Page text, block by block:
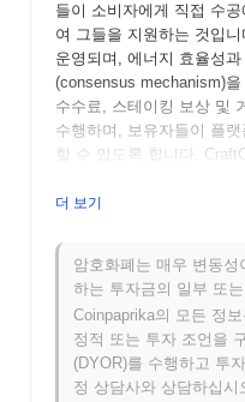
들이 소비자에게 직접 수
여 그들을 지원하는 것입
운영되며, 에너지 효율성
(consensus mechanism)
수수료, 스테이킹 보상 및
수행하며, 보유자들이 플
할 수 있도록 합니다.
니다. 블록체인 기술을 활
이어로 자리매김하고자 합
CraftCoin은 언제 어
CraftCoin은 2021년 3월에
레임워크를 설명하는 백
젝트는 2021년 6월에 테
더 보기
암호화폐는 매우 변동성
하는 투자금의 일부 또
Coinpaprika의 모든 정
정적 또는 투자 조언을
(DYOR)를 수행하고 투
정 상담사와 상담하십시